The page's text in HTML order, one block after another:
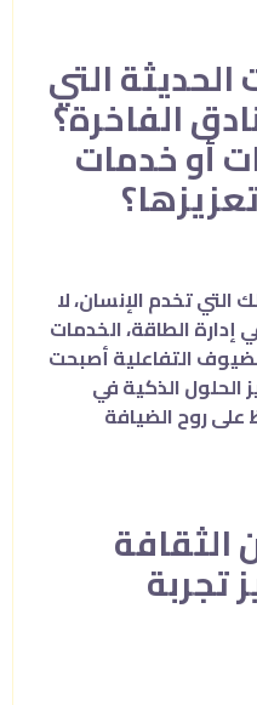
التي
الفاخرة؟
أو خدمات
تخدم الإنسان، لا
الطاقة، الخدمات
التفاعلية أصبحت
الذكية في
روح الضيافة